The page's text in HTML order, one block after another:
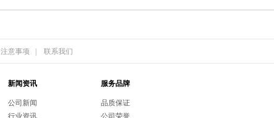
注意事项 联系我们
新闻资讯
公司新闻
行业资讯
服务品牌
品质保证
公司荣誉